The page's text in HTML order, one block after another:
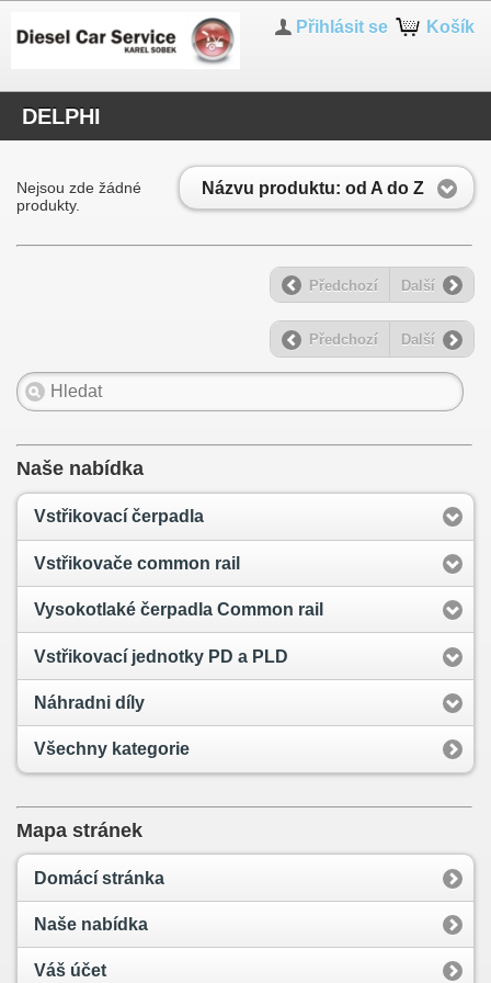
Košík
Přihlásit se
DELPHI
Názvu produktu: od A do Z
Nejsou zde žádné
produkty.
Předchozí Další
Předchozí Další
Naše nabídka
Vstřikovací čerpadla
Vstřikovače common rail
Vysokotlaké čerpadla Common rail
Vstřikovací jednotky PD a PLD
Náhradni díly
Všechny kategorie
Mapa stránek
Domácí stránka
Naše nabídka
Váš účet